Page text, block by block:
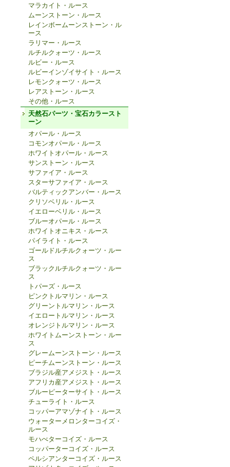
マラカイト・ルース
ムーンストーン・ルース
レインボームーンストーン・ル
ース
ラリマー・ルース
ルチルクォーツ・ルース
ルビー・ルース
ルビーインゾイサイト・ルース
レモンクォーツ・ルース
レアストーン・ルース
その他・ルース
天然石パーツ・宝石カラースト
ーン
オパール・ルース
コモンオパール・ルース
ホワイトオパール・ルース
サンストーン・ルース
サファイア・ルース
スターサファイア・ルース
バルティックアンバー・ルース
クリソベリル・ルース
イエローベリル・ルース
ブルーオパール・ルース
ホワイトオニキス・ルース
パイライト・ルース
ゴールドルチルクォーツ・ルー
ス
ブラックルチルクォーツ・ルー
ス
トパーズ・ルース
ピンクトルマリン・ルース
グリーントルマリン・ルース
イエロートルマリン・ルース
オレンジトルマリン・ルース
ホワイトムーンストーン・ルー
ス
グレームーンストーン・ルース
ピーチムーンストーン・ルース
ブラジル産アメジスト・ルース
アフリカ産アメジスト・ルース
ブルーピーターサイト・ルース
チューライト・ルース
コッパーアマゾナイト・ルース
ウォーターメロンターコイズ・
ルース
モハべターコイズ・ルース
コッパーターコイズ・ルース
ペルシアンターコイズ・ルース